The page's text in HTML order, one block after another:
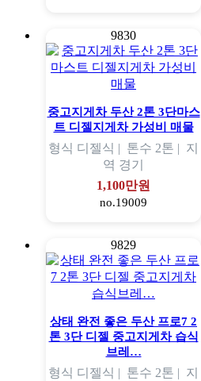
9830
중고지게차 두산 2톤 3단마스
트 디젤지게차 가성비 매물
형식 디젤식 | 톤수 2톤 | 지
역 경기
1,100만원
no.19009
9829
상태 완전 좋은 두산 프로7 2
톤 3단 디젤 중고지게차 습식
브레…
형식 디젤식 | 톤수 2톤 | 지